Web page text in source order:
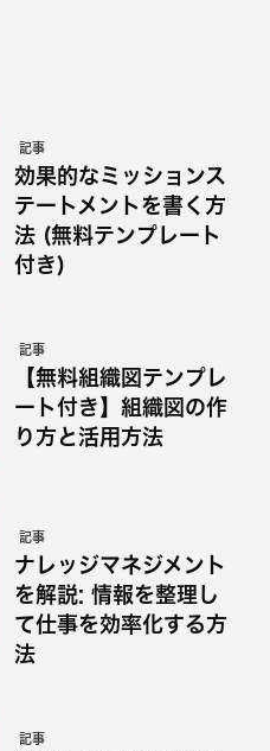
記事
効果的なミッションス
テートメントを書く方
法 (無料テンプレート
付き)
記事
【無料組織図テンプレ
ート付き】組織図の作
り方と活用方法
記事
ナレッジマネジメント
を解説: 情報を整理し
て仕事を効率化する方
法
記事